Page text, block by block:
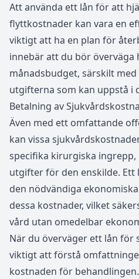
Att använda ett lån för att
flyttkostnader kan vara en
viktigt att ha en plan för
innebär att du bör överväga
månadsbudget, särskilt med
utgifterna som kan uppstå i
Betalning av
Även med ett omfattande
kan vissa
specifika kirurgiska ingrepp,
utgifter för den enskilde. Ett
den nödvändiga
dessa kostnader, vilket
vård utan omedelbar
När du överväger ett lån för
viktigt att förstå
kostnaden för